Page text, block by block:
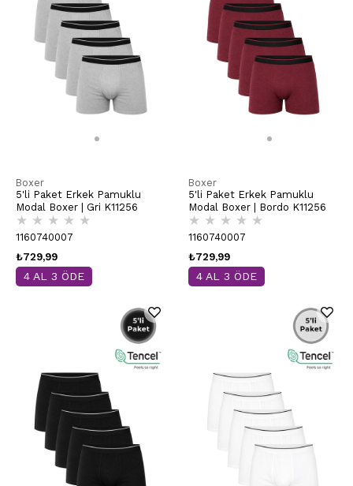
Boxer
5'li Paket Erkek Pamuklu
Modal Boxer | Gri K11256
★ ★ ★ ★ ★
1160740007
₺729,99
4 AL 3 ÖDE
Boxer
5'li Paket Erkek Pamuklu
Modal Boxer | Bordo K11256
★ ★ ★ ★ ★
1160740007
₺729,99
4 AL 3 ÖDE